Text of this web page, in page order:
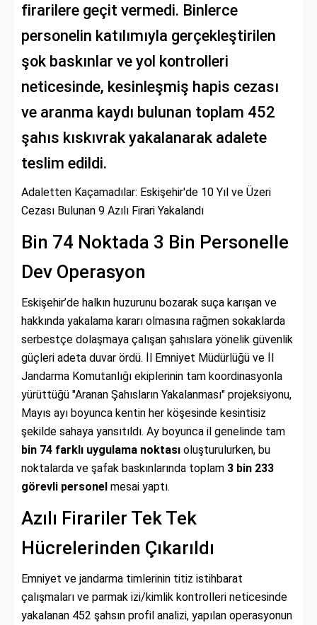
firarilere geçit vermedi. Binlerce
personelin katılımıyla gerçekleştirilen
şok baskınlar ve yol kontrolleri
neticesinde, kesinleşmiş hapis cezası
ve aranma kaydı bulunan toplam 452
şahıs kıskıvrak yakalanarak adalete
teslim edildi.
Adaletten Kaçamadılar: Eskişehir'de 10 Yıl ve Üzeri
Cezası Bulunan 9 Azılı Firari Yakalandı
Bin 74 Noktada 3 Bin Personelle
Dev Operasyon
Eskişehir’de halkın huzurunu bozarak suça karışan ve
hakkında yakalama kararı olmasına rağmen sokaklarda
serbestçe dolaşmaya çalışan şahıslara yönelik güvenlik
güçleri adeta duvar ördü. İl Emniyet Müdürlüğü ve İl
Jandarma Komutanlığı ekiplerinin tam koordinasyonla
yürüttüğü "Aranan Şahısların Yakalanması" projeksiyonu,
Mayıs ayı boyunca kentin her köşesinde kesintisiz
şekilde sahaya yansıtıldı. Ay boyunca il genelinde tam
bin 74 farklı uygulama noktası oluşturulurken, bu
noktalarda ve şafak baskınlarında toplam 3 bin 233
görevli personel mesai yaptı.
Azılı Firariler Tek Tek
Hücrelerinden Çıkarıldı
Emniyet ve jandarma timlerinin titiz istihbarat
çalışmaları ve parmak izi/kimlik kontrolleri neticesinde
yakalanan 452 şahsın profil analizi, yapılan operasyonun